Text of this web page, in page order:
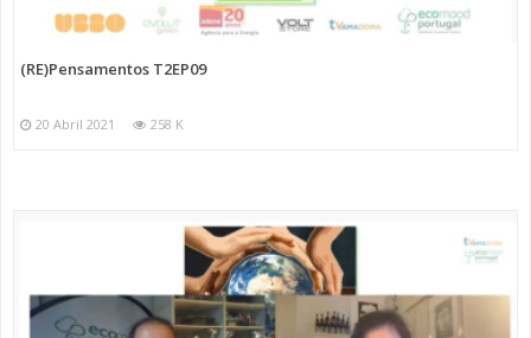
(RE)Pensamentos T2EP09
20 Abril 2021 258 K